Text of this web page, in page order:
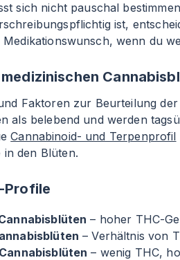
sich nicht pauschal
ist,
wenn du
Faktoren zur Beurteilung
als belebend und werden
Cannabinoid- und Terpenprofil
in den Blüten.
Profile
– hoher THC-
– Verhältnis von
– wenig THC,